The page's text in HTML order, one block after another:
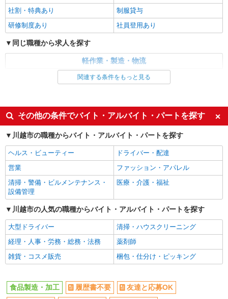
談 ※試用期間3ヶ月有(同条件)
■くらづくり本舗 第三工場 埼玉県川越市古谷
（埼玉県川越市久保町5番地3） 第二工場（埼玉県
川越市西小仙波町1-6-3） の製造工場があります。
状況によっては、工場間異動もございますので、
その際は事前に相談に応じます。
キープ
彩裕フーズ株式会社
月給220,000円〜280,000円 ※経験・能力によ
り異なる
キープ 詳細を見る
社割・特典あり
制服貸与
研修制度あり
社員登用あり
同じ職種から求人を探す
軽作業・製造・物流
同じ特徴から求人を探す
ミドル（40代～）活躍中
車通勤OK
扶養内勤務OK
交通費支給
社会保険あり
社員登用あり
関連する条件をもっと見る
その他の条件でバイト・アルバイト・パートを探す
川越市の職種からバイト・アルバイト・パートを探す
ヘルス・ビューティー
ドライバー・配達
営業
ファッション・アパレル
清掃・警備・ビルメンテナンス・
設備管理
医療・介護・福祉
川越市の人気の職種からバイト・アルバイト・パートを探す
大型ドライバー
清掃・ハウスクリーニング
経理・人事・労務・総務・法務
薬剤師
雑貨・コスメ販売
梱包・仕分け・ピッキング
食品製造・加工 履歴書不要
友達と応募OK